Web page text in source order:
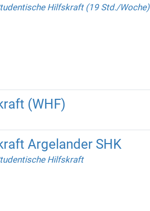
Hilfskraft (19 Std./Woche)
(WHF)
Argelander SHK
Hilfskraft